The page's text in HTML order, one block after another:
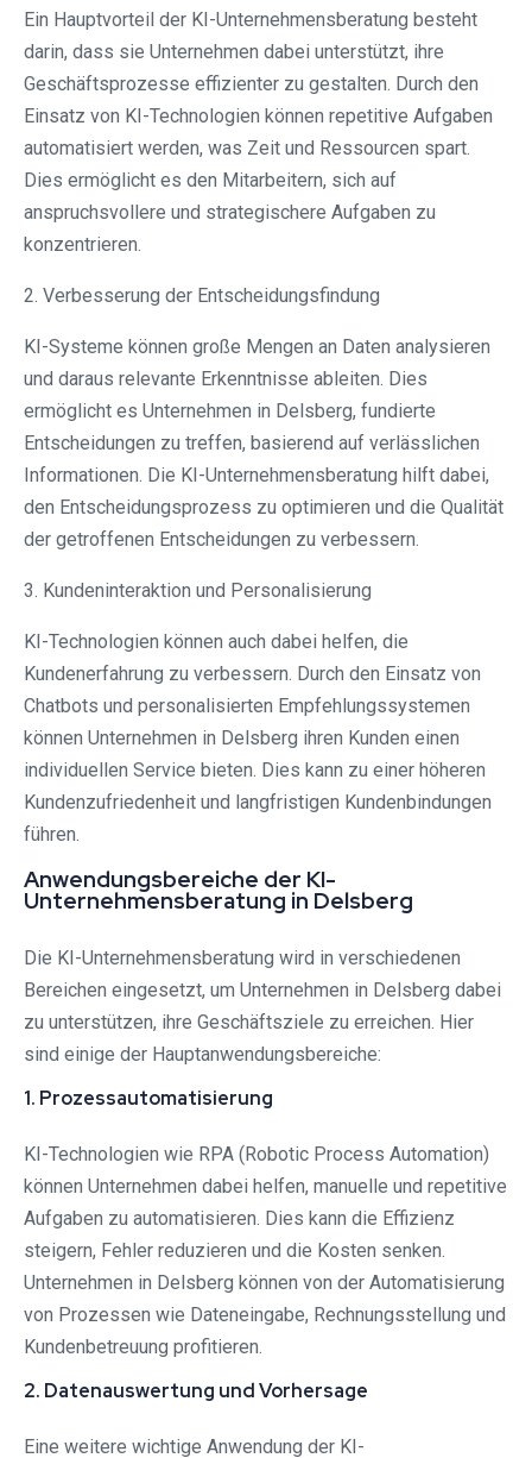
Ein Hauptvorteil der KI-Unternehmensberatung besteht
darin, dass sie Unternehmen dabei unterstützt, ihre
Geschäftsprozesse effizienter zu gestalten. Durch den
Einsatz von KI-Technologien können repetitive Aufgaben
automatisiert werden, was Zeit und Ressourcen spart.
Dies ermöglicht es den Mitarbeitern, sich auf
anspruchsvollere und strategischere Aufgaben zu
konzentrieren.
2. Verbesserung der Entscheidungsfindung
KI-Systeme können große Mengen an Daten analysieren
und daraus relevante Erkenntnisse ableiten. Dies
ermöglicht es Unternehmen in Delsberg, fundierte
Entscheidungen zu treffen, basierend auf verlässlichen
Informationen. Die KI-Unternehmensberatung hilft dabei,
den Entscheidungsprozess zu optimieren und die Qualität
der getroffenen Entscheidungen zu verbessern.
3. Kundeninteraktion und Personalisierung
KI-Technologien können auch dabei helfen, die
Kundenerfahrung zu verbessern. Durch den Einsatz von
Chatbots und personalisierten Empfehlungssystemen
können Unternehmen in Delsberg ihren Kunden einen
individuellen Service bieten. Dies kann zu einer höheren
Kundenzufriedenheit und langfristigen Kundenbindungen
führen.
Anwendungsbereiche der KI-
Unternehmensberatung in Delsberg
Die KI-Unternehmensberatung wird in verschiedenen
Bereichen eingesetzt, um Unternehmen in Delsberg dabei
zu unterstützen, ihre Geschäftsziele zu erreichen. Hier
sind einige der Hauptanwendungsbereiche:
1. Prozessautomatisierung
KI-Technologien wie RPA (Robotic Process Automation)
können Unternehmen dabei helfen, manuelle und repetitive
Aufgaben zu automatisieren. Dies kann die Effizienz
steigern, Fehler reduzieren und die Kosten senken.
Unternehmen in Delsberg können von der Automatisierung
von Prozessen wie Dateneingabe, Rechnungsstellung und
Kundenbetreuung profitieren.
2. Datenauswertung und Vorhersage
Eine weitere wichtige Anwendung der KI-